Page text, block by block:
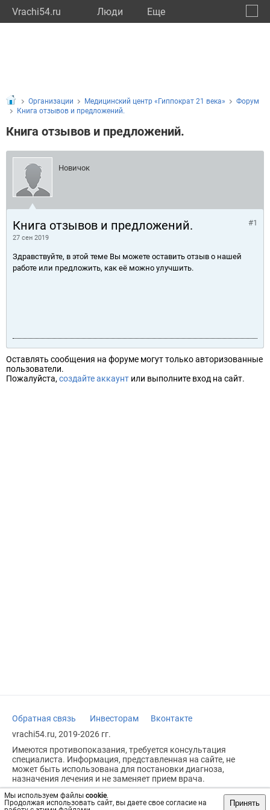
Vrachi54.ru Люди Eще
Мы используем файлы cookie.
Продолжая использовать сайт, вы даете свое согласие на
Принять
Организации Медицинский центр «Гиппократ 21 века»
Форум
Книга отзывов и предложений.
Книга отзывов и предложений.
Новичок
Книга отзывов и предложений.
27 сен 2019
#1
Здравствуйте, в этой теме Вы можете оставить отзыв о нашей
работе или предложить, как её можно улучшить.
Оставлять сообщения на форуме могут только авторизованные
пользователи.
Пожалуйста, создайте аккаунт или выполните вход на сайт.
Обратная связь Инвесторам
Вконтакте
vrachi54.ru, 2019-2026 гг.
Имеются противопоказания, требуется консультация
специалиста. Информация, представленная на сайте, не
может быть использована для постановки диагноза,
назначения лечения и не заменяет прием врача.
Возрастное ограничение: 18+